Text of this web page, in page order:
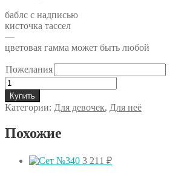
баблс с надписью
кисточка тассел
—
цветовая гамма может быть любой
Пожелания
Количество
товара
Сет
№939
Купить
Категории: Для девочек, Для неё
Похожие
3 211 ₽